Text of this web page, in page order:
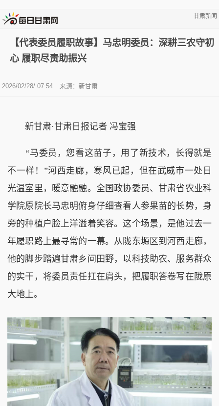
甘肃新闻
【代表委员履职故事】马忠明委员：深耕三农守初
心 履职尽责助振兴
2026/02/28/ 07:54 来源：新甘肃
新甘肃·甘肃日报记者 冯宝强
“马委员，您看这苗子，用了新技术，长得就是
不一样！”河西走廊，寒风已起，但在武威市一处日
光温室里，暖意融融。全国政协委员、甘肃省农业科
学院原院长马忠明俯身仔细查看人参果苗的长势，身
旁的种植户脸上洋溢着笑容。这个场景，是他过去一
年履职路上最寻常的一幕。从陇东塬区到河西走廊，
他的脚步踏遍甘肃乡间田野，以科技助农、服务群众
的实干，将委员责任扛在肩头，把履职答卷写在陇原
大地上。